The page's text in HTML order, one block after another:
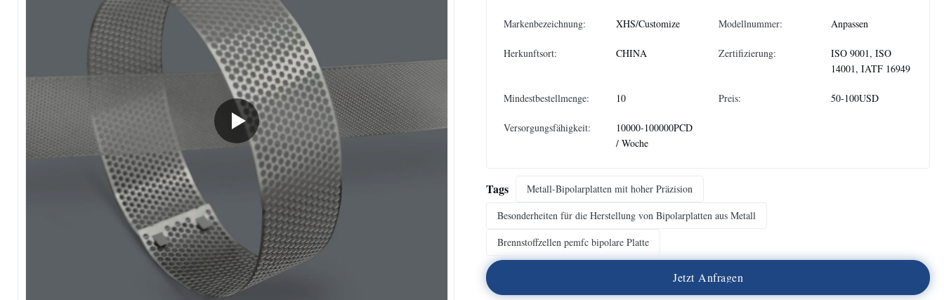
Markenbezeichnung: XHS/Customize Modellnummer: Anpassen
Herkunftsort: CHINA Zertifizierung:
ISO 9001, ISO
14001, IATF 16949
Mindestbestellmenge: 10 Preis: 50-100USD
Versorgungsfähigkeit:
10000-100000PCD
/ Woche
Tags
Metall-Bipolarplatten mit hoher Präzision
Besonderheiten für die Herstellung von Bipolarplatten aus Metall
Brennstoffzellen pemfc bipolare Platte
Jetzt Anfragen